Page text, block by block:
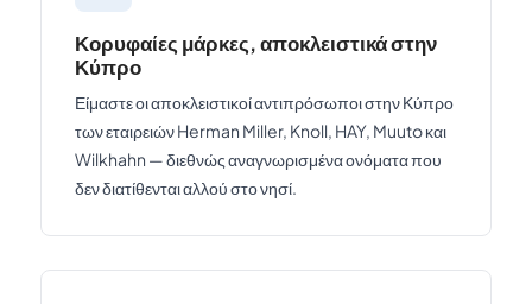
Κορυφαίες μάρκες, αποκλειστικά στην
Κύπρο
Είμαστε οι αποκλειστικοί αντιπρόσωποι στην Κύπρο
των εταιρειών Herman Miller, Knoll, HAY, Muuto και
Wilkhahn — διεθνώς αναγνωρισμένα ονόματα που
δεν διατίθενται αλλού στο νησί.